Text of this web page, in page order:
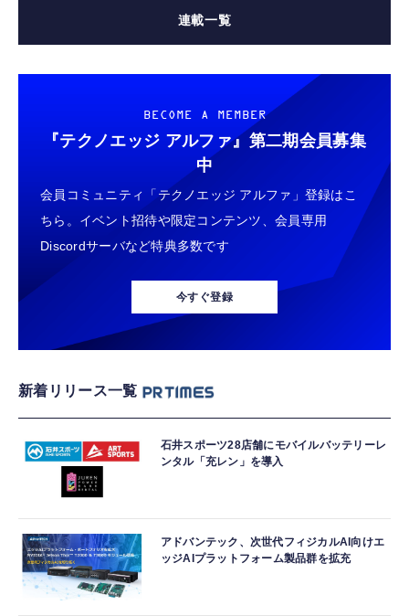
連載一覧
BECOME A MEMBER
『テクノエッジ アルファ』 第二期会員募集
中
会員コミュニティ「テクノエッジ アルファ」登録はこ
ちら。イベント招待や限定コンテンツ、会員専用
Discordサーバなど特典多数です
今すぐ登録
新着リリース一覧
石井スポーツ28店舗にモバイルバッテリーレ
ンタル「充レン」を導入
アドバンテック、次世代フィジカルAI向けエ
ッジAIプラットフォーム製品群を拡充